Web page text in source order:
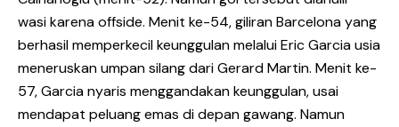
wasi karena offside. Menit ke-54, giliran Barcelona yang
berhasil memperkecil keunggulan melalui Eric Garcia usia
meneruskan umpan silang dari Gerard Martin. Menit ke-
57, Garcia nyaris menggandakan keunggulan, usai
mendapat peluang emas di depan gawang. Namun